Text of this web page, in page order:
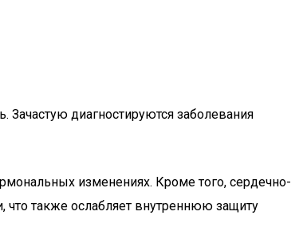
диагностируются заболевания
изменениях. Кроме того, сердечно-
также ослабляет внутреннюю защиту